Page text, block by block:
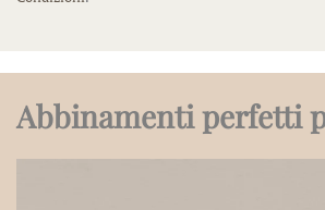
Abbinamenti perfetti